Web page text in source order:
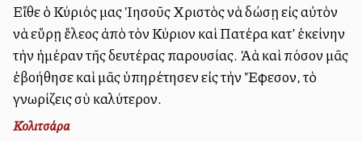
Εἴθε ὁ Κύριός μας Ἰησοῦς Χριστὸς νὰ δώσῃ εἰς αὐτὸν
νὰ εὕρῃ ἔλεος ἀπὸ τὸν Κύριον καὶ Πατέρα κατ’ ἐκείνην
τὴν ἡμέραν τῆς δευτέρας παρουσίας. Ἀλλὰ καὶ πόσον μᾶς
ἐβοήθησε καὶ μᾶς ὑπηρέτησεν εἰς τὴν Ἔφεσον, τὸ
γνωρίζεις σὺ καλύτερον.
Κολιτσάρα